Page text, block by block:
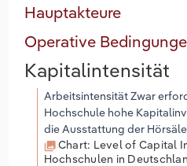
Hauptakteure
Operative
Kapitalintensität
Arbeitsintensität Zwar
Hochschule hohe
die Ausstattung der
Chart: Level of Capital
Hochschulen in